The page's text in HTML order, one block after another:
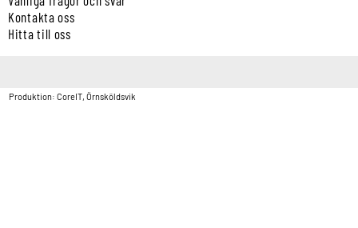
Kontakta oss
Hitta till oss
Produktion: CoreIT, Örnsköldsvik